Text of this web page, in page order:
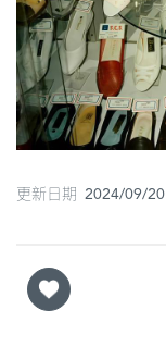
巴
士
教
堂
市
更新日期 2024/09/20